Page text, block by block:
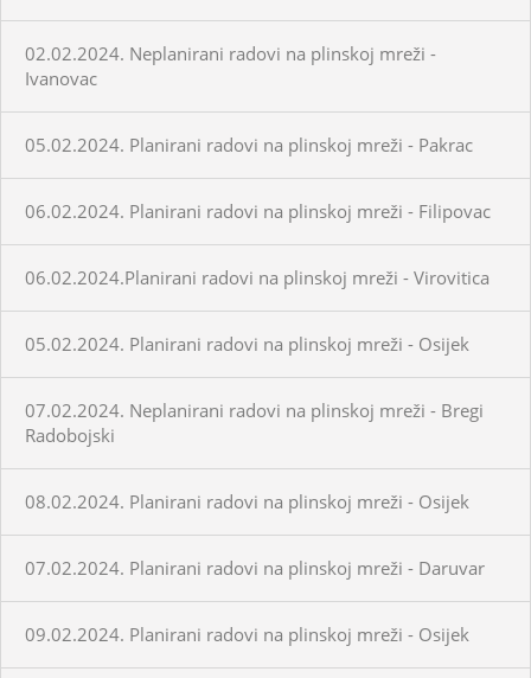
02.02.2024. Neplanirani radovi na plinskoj mreži -
Ivanovac
05.02.2024. Planirani radovi na plinskoj mreži - Pakrac
06.02.2024. Planirani radovi na plinskoj mreži - Filipovac
06.02.2024.Planirani radovi na plinskoj mreži - Virovitica
05.02.2024. Planirani radovi na plinskoj mreži - Osijek
07.02.2024. Neplanirani radovi na plinskoj mreži - Bregi
Radobojski
08.02.2024. Planirani radovi na plinskoj mreži - Osijek
07.02.2024. Planirani radovi na plinskoj mreži - Daruvar
09.02.2024. Planirani radovi na plinskoj mreži - Osijek